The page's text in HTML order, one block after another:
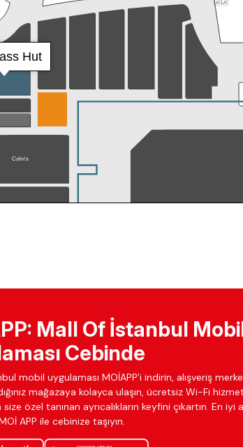
Mall Of İstanbul
Cebinde
mobil uygulaması MOİAPP’i indirin, alışveriş
mağazaya kolayca ulaşın, ücretsiz Wi-Fi
özel tanınan ayrıcalıkların keyfini çıkartın. En iyi
APP ile cebinize taşıyın.